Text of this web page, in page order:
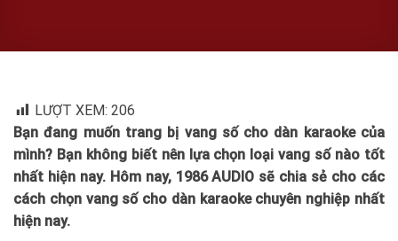
LƯỢT XEM: 206
Bạn đang muốn trang bị vang số cho dàn karaoke của
mình? Bạn không biết nên lựa chọn loại vang số nào tốt
nhất hiện nay. Hôm nay, 1986 AUDIO sẽ chia sẻ cho các
cách chọn vang số cho dàn karaoke chuyên nghiệp nhất
hiện nay.